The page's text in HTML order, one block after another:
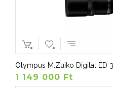
Olympus M.Zuiko Digital ED
1 149 000 Ft